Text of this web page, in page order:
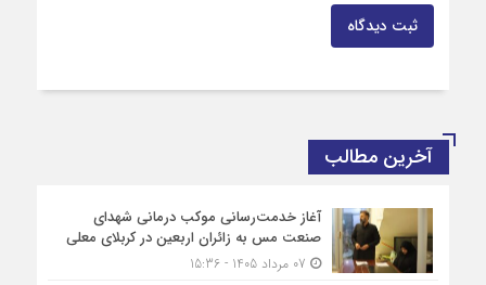
ثبت دیدگاه
آخرین مطالب
آغاز خدمت‌رسانی موکب درمانی شهدای
صنعت مس به زائران اربعین در کربلای معلی